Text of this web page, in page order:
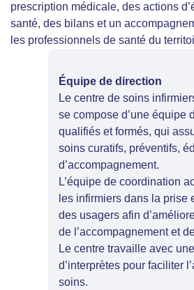
prescription médicale, des actions
santé, des bilans et un
les professionnels de santé du
Équipe de direction
Le centre de soins
se compose d’une équipe
qualifiés et formés, qui
soins curatifs, préventifs,
d’accompagnement.
L’équipe de coordination
les infirmiers dans la prise
des usagers afin
de l’accompagnement et
Le centre travaille avec
d’interprètes pour faciliter
soins.